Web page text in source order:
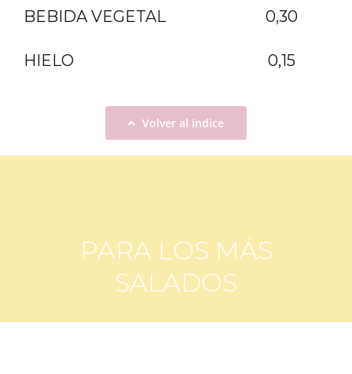
BEBIDA VEGETAL
HIELO
0,30
0,15
Volver al índice
PARA LOS MÁS
SALADOS